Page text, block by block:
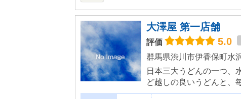
大澤屋 第一店舗
評価 5.0
群馬県渋川市伊香保町水
日本三大うどんの一つ、
ど越しの良いうどんと、
す。広々とした座敷席が